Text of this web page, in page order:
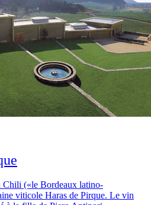
Chili («le Bordeaux latino-
viticole Haras de Pirque. Le vin